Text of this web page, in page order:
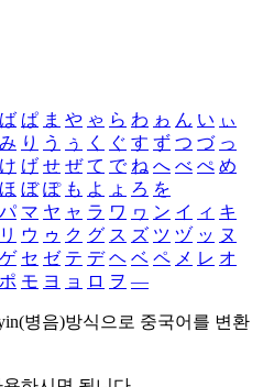
ば ぱ ま や ゃ ら わ ゎ ん い ぃ
み り う ぅ く ぐ す ず つ づ っ
け げ せ ぜ て で ね へ べ ぺ め
ほ ぼ ぽ も よ ょ ろ を
パ マ ヤ ャ ラ ワ ヮ ン イ ィ キ
リ ウ ゥ ク グ ス ズ ツ ヅ ッ ヌ
ゲ セ ゼ テ デ ヘ ベ ペ メ レ オ
ポ モ ヨ ョ ロ ヲ ―
병음)방식으로 중국어를 변환